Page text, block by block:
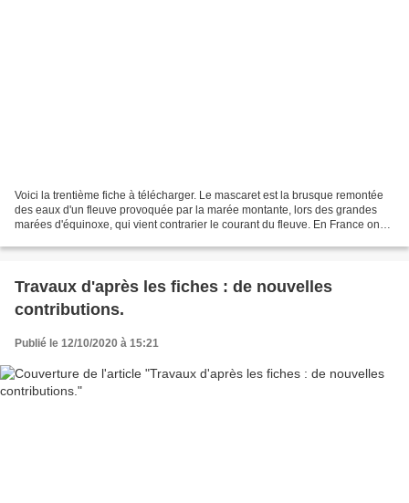
Voici la trentième fiche à télécharger. Le mascaret est la brusque remontée
des eaux d'un fleuve provoquée par la marée montante, lors des grandes
marées d'équinoxe, qui vient contrarier le courant du fleuve. En France on
Travaux d'après les fiches : de nouvelles
contributions.
Publié le 12/10/2020 à 15:21